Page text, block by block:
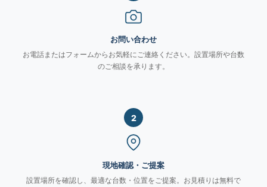
お問い合わせ
お電話またはフォームからお気軽にご連絡ください。設置場所や台数
のご相談を承ります。
2
現地確認・ご提案
設置場所を確認し、最適な台数・位置をご提案。お見積りは無料で